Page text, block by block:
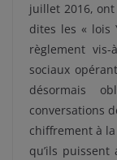
juillet 2016,
dites les « lois
règlement
sociaux
désormais
conversations
chiffrement à
qu’ils